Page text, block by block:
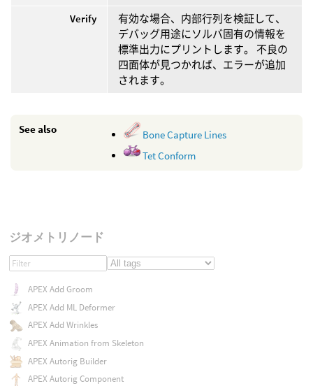
Verify
有効な場合、内部行列を検証して、
デバッグ用途にソルバ固有の情報を
標準出力にプリントします。 不良の
四面体が見つかれば、エラーが追加
されます。
See also
Bone Capture Lines
Tet Conform
ジオメトリノード
APEX Add Groom
APEX Add ML Deformer
APEX Add Wrinkles
APEX Animation from Skeleton
APEX Autorig Builder
APEX Autorig Component